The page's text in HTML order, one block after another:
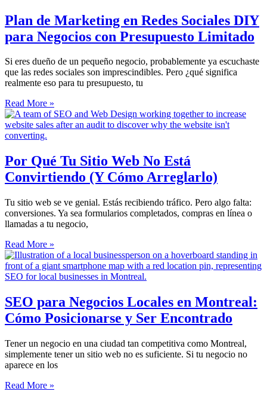
Plan de Marketing en Redes Sociales DIY
para Negocios con Presupuesto Limitado
Si eres dueño de un pequeño negocio, probablemente ya escuchaste
que las redes sociales son imprescindibles. Pero ¿qué significa
realmente eso para tu presupuesto, tu
Read More »
Por Qué Tu Sitio Web No Está
Convirtiendo (Y Cómo Arreglarlo)
Tu sitio web se ve genial. Estás recibiendo tráfico. Pero algo falta:
conversiones. Ya sea formularios completados, compras en línea o
llamadas a tu negocio,
Read More »
SEO para Negocios Locales en Montreal:
Cómo Posicionarse y Ser Encontrado
Tener un negocio en una ciudad tan competitiva como Montreal,
simplemente tener un sitio web no es suficiente. Si tu negocio no
aparece en los
Read More »